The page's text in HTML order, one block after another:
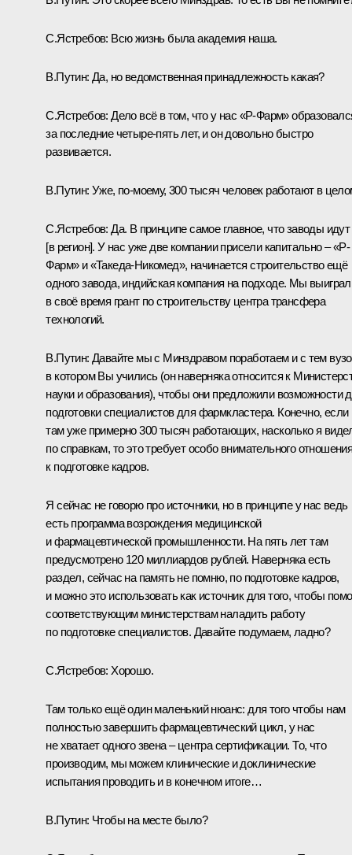
С.Ястребов: Всю жизнь была академия наша.
В.Путин: Да, но ведомственная принадлежность какая?
С.Ястребов:Дело всё в том, что у нас «Р-Фарм»
за последние четыре-пять лет, и он довольно быстро
развивается.
В.Путин: Уже, по‑моему, 300 тысяч человек работают в
С.Ястребов:Да. В принципе самое главное, что заводы идут
[в регион]. У нас уже две компании присели капитально – «Р-
Фарм» и «Такеда-Никомед», начинается строительство ещё
одного завода, индийская компания на подходе. Мы
в своё время грант по строительству центра трансфера
технологий.
В.Путин: Давайте мы с Минздравом поработаем и с тем
в котором Вы учились (он наверняка относится к
науки и образования), чтобы они предложили возможности
подготовки специалистов для фармкластера. Конечно, если
там уже примерно 300 тысяч работающих, насколько я
по справкам, то это требует особо внимательного
к подготовке кадров.
Я сейчас не говорю про источники, но в принципе у нас ведь
есть программа возрождения медицинской
и фармацевтической промышленности. На пять лет там
предусмотрено 120 миллиардов рублей. Наверняка есть
раздел, сейчас на память не помню, по подготовке кадров,
и можно это использовать как источник для того, чтобы
соответствующим министерствам наладить работу
по подготовке специалистов. Давайте подумаем, ладно?
С.Ястребов: Хорошо.
Там только ещё один маленький нюанс: для того чтобы нам
полностью завершить фармацевтический цикл, у нас
не хватает одного звена – центра сертификации. То, что
производим, мы можем клинические и доклинические
испытания проводить и в конечном итоге…
В.Путин: Чтобы на месте было?